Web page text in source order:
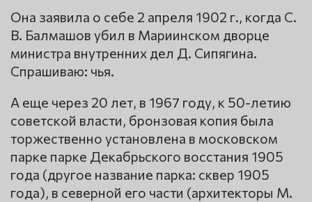
Она заявила о себе 2 апреля 1902 г., когда С.
В. Балмашов убил в Мариинском дворце
министра внутренних дел Д. Сипягина.
Спрашиваю: чья.
А еще через 20 лет, в 1967 году, к 50-летию
советской власти, бронзовая копия была
торжественно установлена в московском
парке парке Декабрьского восстания 1905
года (другое название парка: сквер 1905
года), в северной его части (архитекторы М.